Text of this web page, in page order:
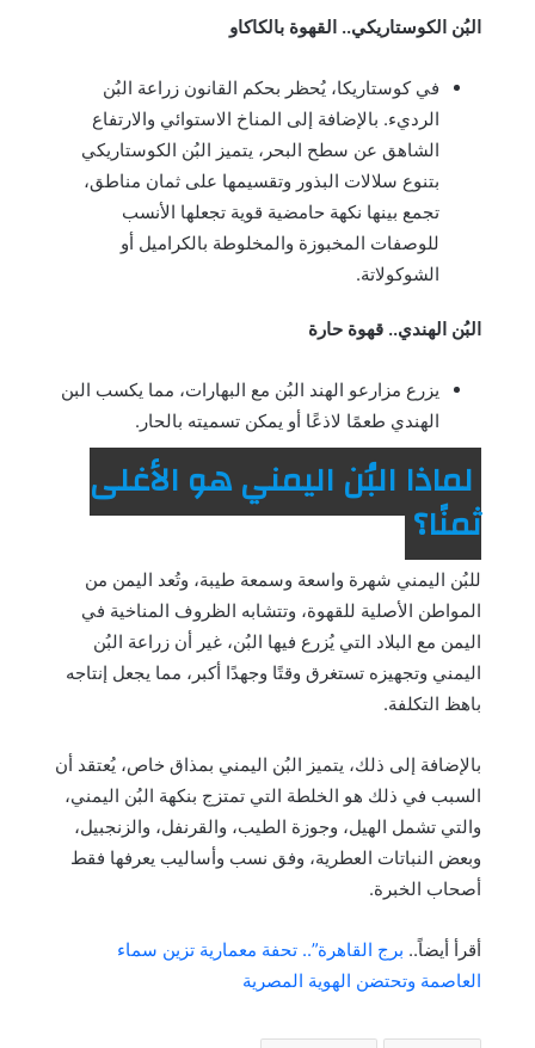
البُن الكوستاريكي.. القهوة بالكاكاو
في كوستاريكا، يُحظر بحكم القانون زراعة البُن
الرديء. بالإضافة إلى المناخ الاستوائي والارتفاع
الشاهق عن سطح البحر، يتميز البُن الكوستاريكي
بتنوع سلالات البذور وتقسيمها على ثمان مناطق،
تجمع بينها نكهة حامضية قوية تجعلها الأنسب
للوصفات المخبوزة والمخلوطة بالكراميل أو
الشوكولاتة.
البُن الهندي.. قهوة حارة
يزرع مزارعو الهند البُن مع البهارات، مما يكسب البن
الهندي طعمًا لاذعًا أو يمكن تسميته بالحار.
لماذا البُن اليمني هو الأغلى
ثمنًا؟
للبُن اليمني شهرة واسعة وسمعة طيبة، وتُعد اليمن من
المواطن الأصلية للقهوة، وتتشابه الظروف المناخية في
اليمن مع البلاد التي يُزرع فيها البُن، غير أن زراعة البُن
اليمني وتجهيزه تستغرق وقتًا وجهدًا أكبر، مما يجعل إنتاجه
باهظ التكلفة.
بالإضافة إلى ذلك، يتميز البُن اليمني بمذاق خاص، يُعتقد أن
السبب في ذلك هو الخلطة التي تمتزج بنكهة البُن اليمني،
والتي تشمل الهيل، وجوزة الطيب، والقرنفل، والزنجبيل،
وبعض النباتات العطرية، وفق نسب وأساليب يعرفها فقط
أصحاب الخبرة.
أقرأ أيضاً.. برج القاهرة”.. تحفة معمارية تزين سماء
العاصمة وتحتضن الهوية المصرية